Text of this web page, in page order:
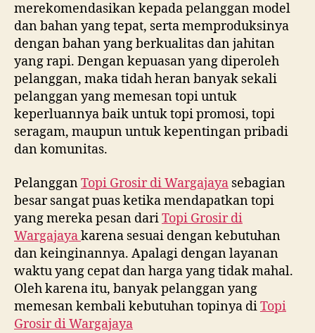
merekomendasikan kepada pelanggan model
dan bahan yang tepat, serta memproduksinya
dengan bahan yang berkualitas dan jahitan
yang rapi. Dengan kepuasan yang diperoleh
pelanggan, maka tidah heran banyak sekali
pelanggan yang memesan topi untuk
keperluannya baik untuk topi promosi, topi
seragam, maupun untuk kepentingan pribadi
dan komunitas.
PelangganTopi Grosir diWargajaya sebagian
besar sangat puas ketika mendapatkan topi
yang mereka pesan dariTopi Grosir di
Wargajayakarena sesuai dengan kebutuhan
dan keinginannya. Apalagi dengan layanan
waktu yang cepat dan harga yang tidak mahal.
Oleh karena itu, banyak pelanggan yang
memesan kembali kebutuhan topinya diTopi
Grosir diWargajaya